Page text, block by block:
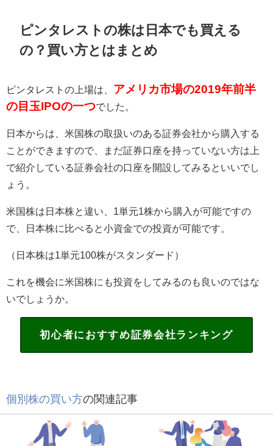
ピンタレストの株は日本でも買える
の？買い方とはまとめ
ピンタレストの上場は、 アメリカ市場の2019年前半
の目玉IPOの一つでした。
日本からは、米国株の取扱いのある証券会社から購入する
ことができますので、まだ証券口座を持っていない方は上
で紹介している証券会社の口座を開設してみるといいでし
ょう。
米国株は日本株と違い、 1 単元1 株から購入が可能ですの
で、日本株に比べると小資金での投資が可能です。
（日本株は1 単元100株がスタンダード）
これを機会に米国株にも投資をしてみるのも良いのではな
いでしょうか。
初心者におすすめ証券会社ランキング
個別株の買い方の関連記事